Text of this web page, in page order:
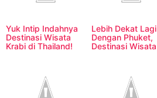
Yuk Intip Indahnya
Destinasi Wisata
Krabi di Thailand!
Lebih Dekat Lagi
Dengan Phuket,
Destinasi Wisata